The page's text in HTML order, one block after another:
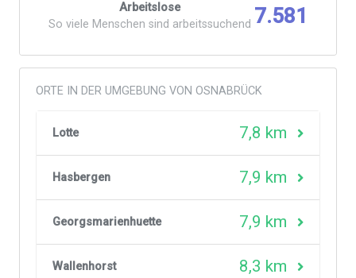
Arbeitslose
So viele Menschen sind arbeitssuchend 7.581
ORTE IN DER UMGEBUNG VON OSNABRÜCK
Lotte 7,8 km
Hasbergen 7,9 km
Georgsmarienhuette 7,9 km
Wallenhorst 8,3 km